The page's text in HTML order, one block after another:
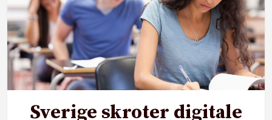
Sverige skroter digitale